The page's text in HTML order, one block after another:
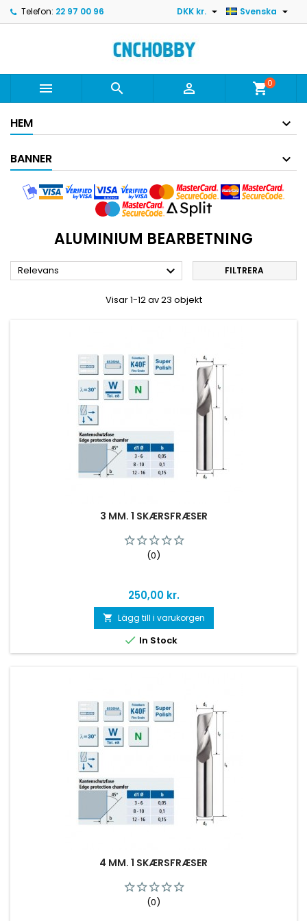
Telefon: 22 97 00 96 Svenska 
DKK kr. 
   shopping_cart0
HEM
BANNER
ALUMINIUM BEARBETNING
Relevans  FILTRERA
Visar 1-12 av 23 objekt
3 MM. 1 SKÆRSFRÆSER
(0)
Pris
250,00 kr.
 Lägg till i varukorgen
 In Stock
4 MM. 1 SKÆRSFRÆSER
(0)